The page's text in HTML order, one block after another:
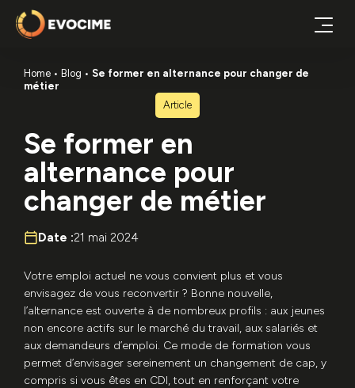
Home Blog
Se former en alternance pour changer de
métier
Article
Se former en
alternance pour
changer de métier
Date :21 mai 2024
Votre emploi actuel ne vous convient plus et vous
envisagez de vous reconvertir ? Bonne nouvelle,
l’alternance est ouverte à de nombreux profils : aux jeunes
non encore actifs sur le marché du travail, aux salariés et
aux demandeurs d’emploi. Ce mode de formation vous
permet d’envisager sereinement un changement de cap, y
compris si vous êtes en CDI, tout en renforçant votre